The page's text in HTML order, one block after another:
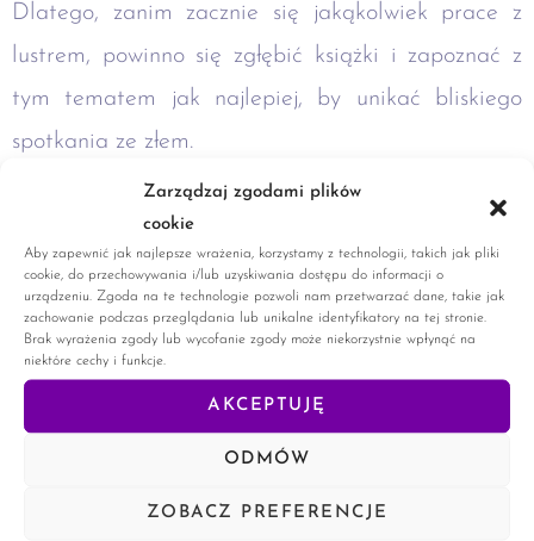
Zarządzaj zgodami plików
cookie
Aby zapewnić jak najlepsze wrażenia, korzystamy z technologii, takich jak pliki
cookie, do przechowywania i/lub uzyskiwania dostępu do informacji o
urządzeniu. Zgoda na te technologie pozwoli nam przetwarzać dane, takie jak
zachowanie podczas przeglądania lub unikalne identyfikatory na tej stronie.
Brak wyrażenia zgody lub wycofanie zgody może niekorzystnie wpłynąć na
niektóre cechy i funkcje.
AKCEPTUJĘ
ODMÓW
ZOBACZ PREFERENCJE
Dlatego, zanim zacznie się jakąkolwiek prace z
lustrem, powinno się zgłębić książki i zapoznać z
tym tematem jak najlepiej, by unikać bliskiego
spotkania ze złem.
Osoby zaciekawione magią luster zachęcam do
zapoznania się z książkami:
„ Współczesny podręcznik Magii Luster” autorstwa
Patrica Telesco
„Narzędzie Magii, historia luster i zwierciadeł”
autorstwa Sabine Melchior-Bonnet
Z których dowiecie się więcej o samej Magi Luster
Żeby jednak praca z Lustrami przebywała w